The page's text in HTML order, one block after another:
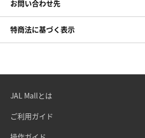
お問い合わせ先
特商法に基づく表示
JAL Mallとは
ご利用ガイド